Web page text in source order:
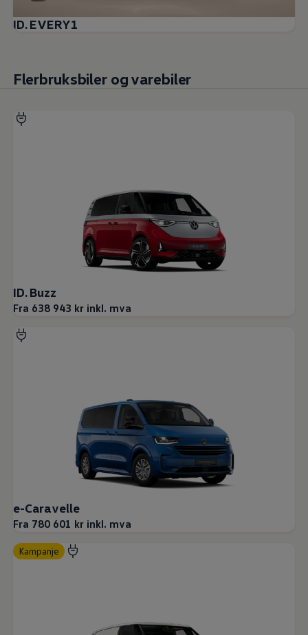
ID. EVERY1
Flerbruksbiler og varebiler
ID. Buzz
Fra 638 943 kr inkl. mva
e-Caravelle
Fra 780 601 kr inkl. mva
Kampanje